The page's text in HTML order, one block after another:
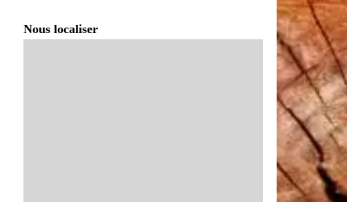
Nous localiser